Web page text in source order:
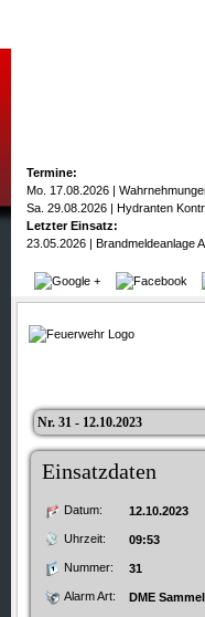
Termine:
Mo. 17.08.2026 |
Sa. 29.08.2026 | Hydranten
Letzter Einsatz:
23.05.2026 | Brandmeldeanlage
Nr. 31 - 12.10.2023
Einsatzdaten
Datum: 12.10.2023
Uhrzeit: 09:53
Nummer: 31
Alarm Art: DME